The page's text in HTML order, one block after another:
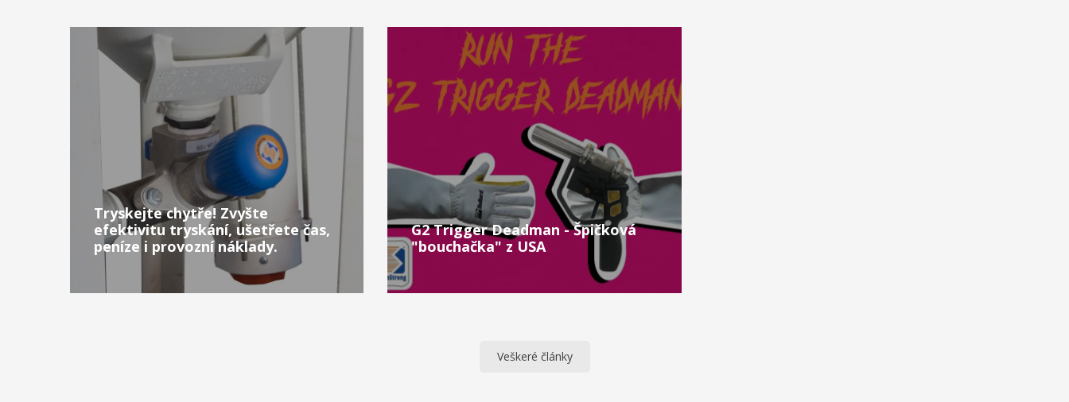
Tryskejte chytře! Zvyšte
efektivitu tryskání, ušetřete čas,
peníze i provozní náklady.
G2 Trigger Deadman - Špičková
"bouchačka" z USA
Veškeré články